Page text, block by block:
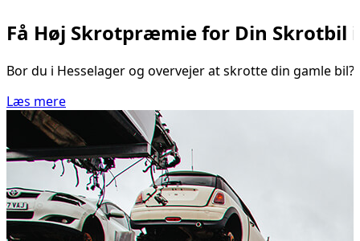
Få Høj Skrotpræmie for Din Skrotbil
Bor du i Hesselager og overvejer at skrotte din gamle
Læs mere